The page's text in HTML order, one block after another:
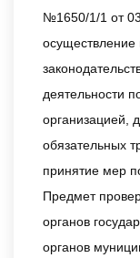
№1650/1/1 от
осуществление
деятельности
организацией,
обязательных
принятие мер
Предмет
органов
органов